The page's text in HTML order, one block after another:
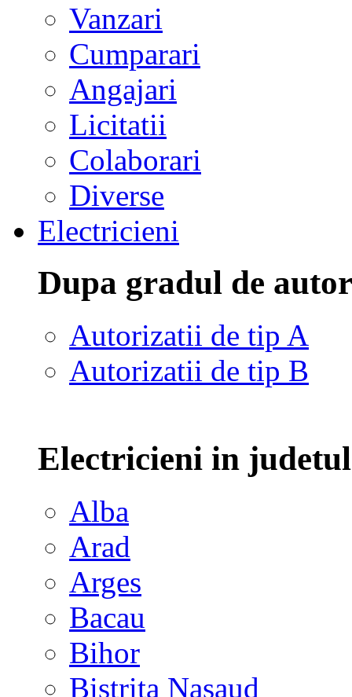
Vanzari
Cumparari
Angajari
Licitatii
Colaborari
Diverse
Electricieni
Dupa gradul de
Autorizatii de tip A
Autorizatii de tip B
Electricieni in
Alba
Arad
Arges
Bacau
Bihor
Bistrita Nasaud